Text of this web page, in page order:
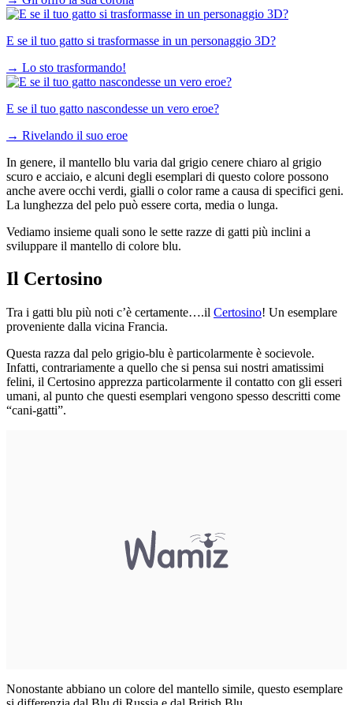
E se il tuo gatto si trasformasse in un personaggio 3D?
→ Lo sto trasformando!
E se il tuo gatto nascondesse un vero eroe?
→ Rivelando il suo eroe
In genere, il mantello blu varia dal grigio cenere chiaro al grigio
scuro e acciaio, e alcuni degli esemplari di questo colore possono
anche avere occhi verdi, gialli o color rame a causa di specifici geni.
La lunghezza del pelo può essere corta, media o lunga.
Vediamo insieme quali sono le sette razze di gatti più inclini a
sviluppare il mantello di colore blu.
Il Certosino
Tra i gatti blu più noti c’è certamente….il Certosino! Un esemplare
proveniente dalla vicina Francia.
Questa razza dal pelo grigio-blu è particolarmente è socievole.
Infatti, contrariamente a quello che si pensa sui nostri amatissimi
felini, il Certosino apprezza particolarmente il contatto con gli esseri
umani, al punto che questi esemplari vengono spesso descritti come
“cani-gatti”.
Nonostante abbiano un colore del mantello simile, questo esemplare